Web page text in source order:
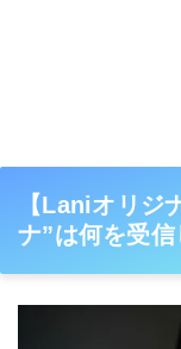
【Laniオリジ
ナ”は何を受